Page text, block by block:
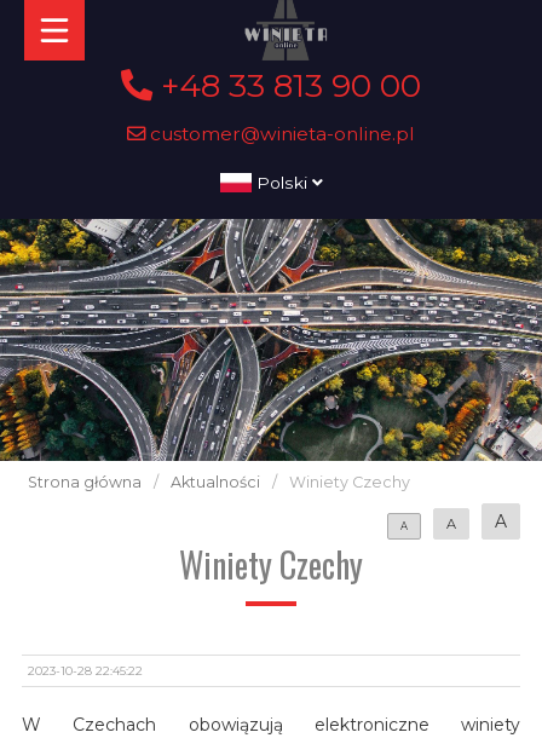
+48 33 813 90 00
customer@winieta-online.pl
Polski
Strona główna / Aktualności / Winiety Czechy
A A A
Winiety Czechy
2023-10-28 22:45:22
W Czechach obowiązują elektroniczne winiety